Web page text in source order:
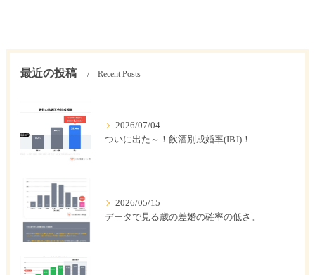
最近の投稿 Recent Posts
2026/07/04
ついに出た～！飲酒別成婚率(IBJ)！
2026/05/15
データで見る歳の差婚の確率の低さ。